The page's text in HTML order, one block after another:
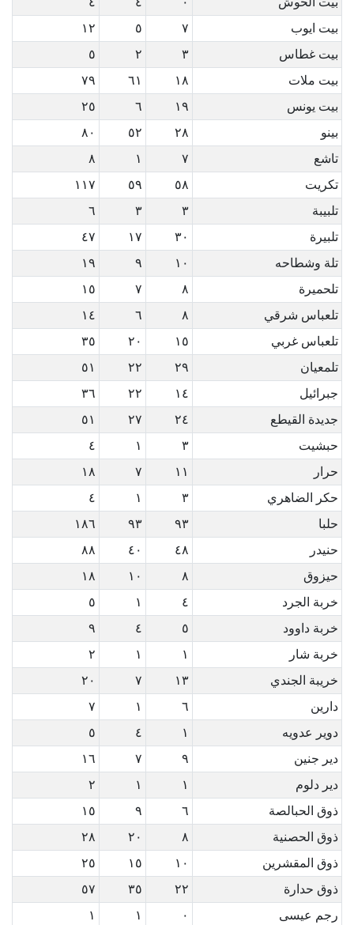
بيت ايوب
٧ ٥
١٢
بيت غطاس
٣ ٢
٥
بيت ملات
١٨ ٦١
٧٩
بيت يونس
١٩ ٦
٢٥
بينو
٢٨ ٥٢
٨٠
تاشع
٧ ١
٨
تكريت
٥٨ ٥٩
١١٧
تلبيبة
٣ ٣
٦
تلبيرة
٣٠ ١٧
٤٧
تلة وشطاحه
١٠ ٩
١٩
تلحميرة
٨ ٧
١٥
تلعباس شرقي
٨ ٦
١٤
تلعباس غربي
١٥ ٢٠
٣٥
تلمعيان
٢٩ ٢٢
٥١
جبرائيل
١٤ ٢٢
٣٦
جديدة القيطع
٢٤ ٢٧
٥١
حبشيت
٣ ١
٤
حرار
١١ ٧
١٨
حكر الضاهري
٣ ١
٤
حلبا
٩٣ ٩٣
١٨٦
حنيدر
٤٨ ٤٠
٨٨
حيزوق
٨ ١٠
١٨
خربة الجرد
٤ ١
٥
خربة داوود
٥ ٤
٩
خربة شار
١ ١
٢
خريبة الجندي
١٣ ٧
٢٠
دارين
٦ ١
٧
دوير عدويه
١ ٤
٥
دير جنين
٩ ٧
١٦
دير دلوم
١ ١
٢
ذوق الحبالصة
٦ ٩
١٥
ذوق الحصنية
٨ ٢٠
٢٨
ذوق المقشرين
١٠ ١٥
٢٥
ذوق حدارة
٢٢ ٣٥
٥٧
رجم عيسى
٠ ١
١